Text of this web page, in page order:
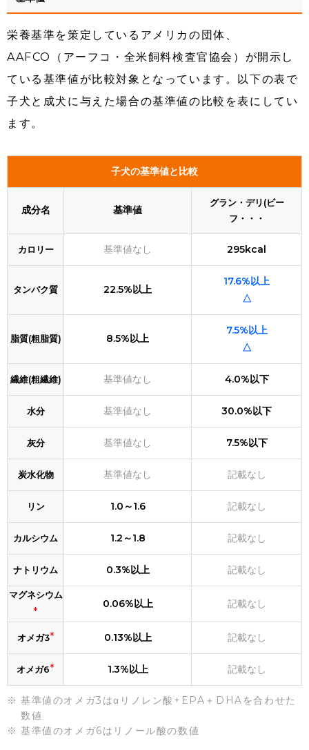
栄養基準を策定しているアメリカの団体、
AAFCO（アーフコ・全米飼料検査官協会）が開示し
ている基準値が比較対象となっています。以下の表で
子犬と成犬に与えた場合の基準値の比較を表にしてい
ます。
子犬の基準値と比較
成分名 基準値
グラン・デリ(ビー
フ・・・
カロリー 基準値なし 295kcal
タンパク質 22.5%以上
17.6%以上
△
脂質(粗脂質) 8.5%以上
7.5%以上
△
繊維(粗繊維) 基準値なし 4.0%以下
水分 基準値なし 30.0%以下
灰分 基準値なし 7.5%以下
炭水化物 基準値なし 記載なし
リン 1.0～1.6 記載なし
カルシウム 1.2～1.8 記載なし
ナトリウム 0.3%以上 記載なし
マグネシウム
*
0.06%以上 記載なし
オメガ3* 0.13%以上 記載なし
オメガ6* 1.3%以上 記載なし
基準値のオメガ3はαリノレン酸+EPA＋DHAを合わせた
数値
基準値のオメガ6はリノール酸の数値